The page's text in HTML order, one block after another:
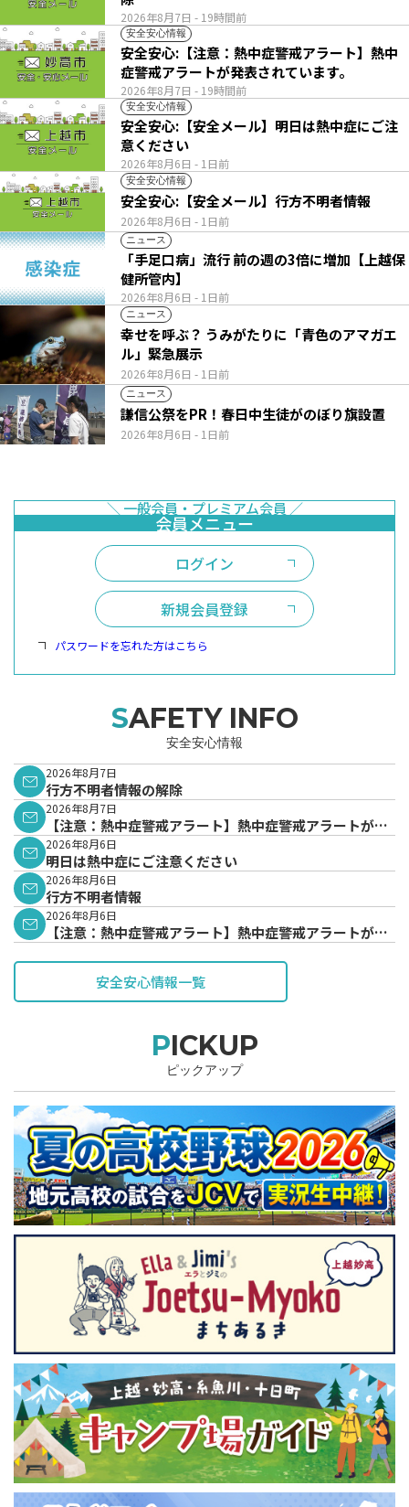
2026年8月7日 - 19時間前
安全安心情報
2026年8月7日 - 19時間前
安全安心:【注意：熱中症警戒アラート】熱中
症警戒アラートが発表されています。
安全安心情報
2026年8月6日 - 1日前
安全安心:【安全メール】明日は熱中症にご注
意ください
安全安心情報
2026年8月6日 - 1日前
安全安心:【安全メール】行方不明者情報
ニュース
2026年8月6日 - 1日前
「手足口病」流行 前の週の3倍に増加【上越保
健所管内】
ニュース
2026年8月6日 - 1日前
幸せを呼ぶ？ うみがたりに「青色のアマガエ
ル」緊急展示
ニュース
2026年8月6日 - 1日前
謙信公祭をPR！春日中生徒がのぼり旗設置
ログイン
新規会員登録
パスワードを忘れた方はこちら
SAFETY INFO
安全安心情報
2026年8月7日
行方不明者情報の解除
2026年8月7日
【注意：熱中症警戒アラート】熱中症警戒アラートが発
表されています。
2026年8月6日
明日は熱中症にご注意ください
2026年8月6日
行方不明者情報
2026年8月6日
【注意：熱中症警戒アラート】熱中症警戒アラートが発
安全安心情報一覧
PICKUP
ピックアップ